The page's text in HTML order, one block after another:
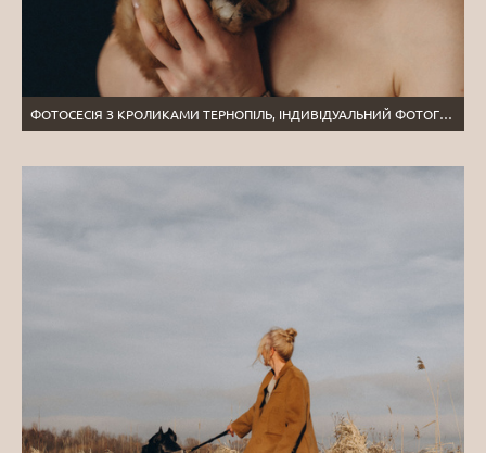
ФОТОСЕСІЯ З КРОЛИКАМИ ТЕРНОПІЛЬ, ІНДИВІДУАЛЬНИЙ ФОТОГРАФ ТЕРНОПІЛЬ, ІНДИВІДУАЛЬНА ФОТОСЕСІЯ ТЕРНОПІЛЬ, ЗЙОМКА З КРОЛИКАМИ